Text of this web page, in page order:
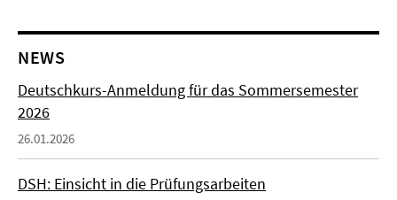
NEWS
Deutschkurs-Anmeldung für das Sommersemester
2026
26.01.2026
DSH: Einsicht in die Prüfungsarbeiten